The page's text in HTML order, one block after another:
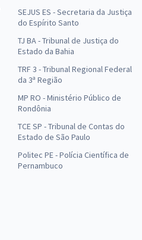
SEJUS ES - Secretaria da Justiça
do Espírito Santo
TJ BA - Tribunal de Justiça do
Estado da Bahia
TRF 3 - Tribunal Regional Federal
da 3ª Região
MP RO - Ministério Público de
Rondônia
TCE SP - Tribunal de Contas do
Estado de São Paulo
Politec PE - Polícia Científica de
Pernambuco